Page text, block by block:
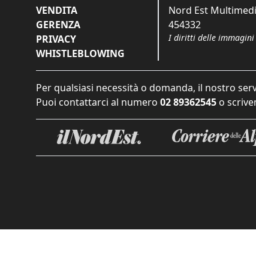
VENDITA
GERENZA
PRIVACY
WHISTLEBLOWING
Nord Est
454332
I diritti delle immagini
Per qualsiasi necessità o domanda, il nostro
Puoi contattarci al numero 02 89362545 o